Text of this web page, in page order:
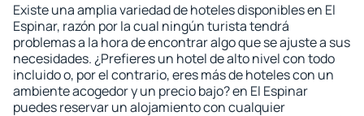
Existe una amplia variedad de hoteles disponibles en El
Espinar, razón por la cual ningún turista tendrá
problemas a la hora de encontrar algo que se ajuste a sus
necesidades. ¿Prefieres un hotel de alto nivel con todo
incluido o, por el contrario, eres más de hoteles con un
ambiente acogedor y un precio bajo? en El Espinar
puedes reservar un alojamiento con cualquier